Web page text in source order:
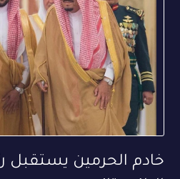
خادم الحرمين يستقبل